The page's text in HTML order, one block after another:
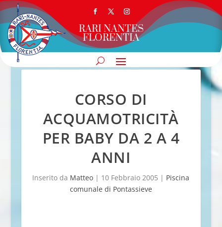
RARI NANTES
FLORENTIA
CORSO DI
ACQUAMOTRICITÀ
PER BABY DA 2 A 4
ANNI
Inserito da Matteo | 10 Febbraio 2005 | Piscina
comunale di Pontassieve